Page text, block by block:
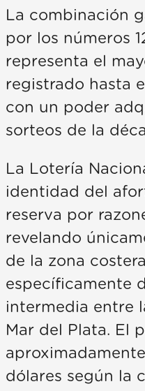
La combinación
por los números
representa el
registrado hasta
con un poder
sorteos de la
La Lotería
identidad del
reserva por
revelando
de la zona
específicamente
intermedia entre
Mar del Plata. El
dólares según la